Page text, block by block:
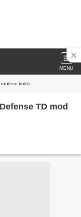
MENU
kulda
TD mod